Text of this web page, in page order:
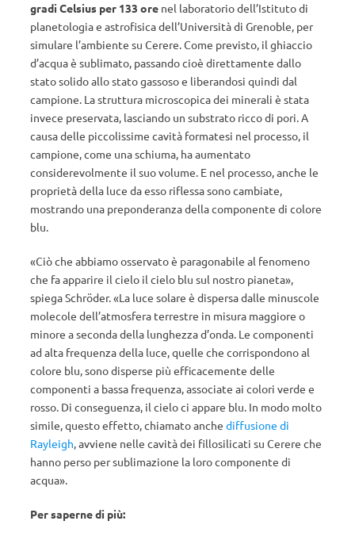
gradi Celsius per 133 ore nel laboratorio dell’Istituto di
planetologia e astrofisica dell’Università di Grenoble, per
simulare l’ambiente su Cerere. Come previsto, il ghiaccio
d’acqua è sublimato, passando cioè direttamente dallo
stato solido allo stato gassoso e liberandosi quindi dal
campione. La struttura microscopica dei minerali è stata
invece preservata, lasciando un substrato ricco di pori. A
causa delle piccolissime cavità formatesi nel processo, il
campione, come una schiuma, ha aumentato
considerevolmente il suo volume. E nel processo, anche le
proprietà della luce da esso riflessa sono cambiate,
mostrando una preponderanza della componente di colore
blu.
«Ciò che abbiamo osservato è paragonabile al fenomeno
che fa apparire il cielo il cielo blu sul nostro pianeta»,
spiega Schröder. «La luce solare è dispersa dalle minuscole
molecole dell’atmosfera terrestre in misura maggiore o
minore a seconda della lunghezza d’onda. Le componenti
ad alta frequenza della luce, quelle che corrispondono al
colore blu, sono disperse più efficacemente delle
componenti a bassa frequenza, associate ai colori verde e
rosso. Di conseguenza, il cielo ci appare blu. In modo molto
simile, questo effetto, chiamato anche diffusione di
Rayleigh, avviene nelle cavità dei fillosilicati su Cerere che
hanno perso per sublimazione la loro componente di
acqua».
Per saperne di più: